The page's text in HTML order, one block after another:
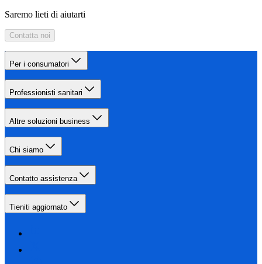
Saremo lieti di aiutarti
Contatta noi
Per i consumatori
Professionisti sanitari
Altre soluzioni business
Chi siamo
Contatto assistenza
Tieniti aggiornato